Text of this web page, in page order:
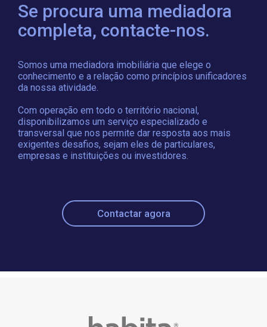
Se procura uma mediadora
completa, contacte-nos.
Somos uma mediadora imobiliária que elege o
conhecimento e a relação como princípios unificadores
da nossa atividade.
Com operação em todo o território nacional,
disponibilizamos um serviço especializado e
transversal que nos permite dar resposta aos mais
exigentes desafios, sejam eles de particulares,
empresas e instituições ou investidores.
Contactar agora